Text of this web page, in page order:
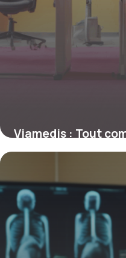
Viamedis : Tout
des